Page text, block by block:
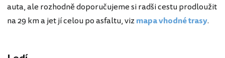
auta, ale rozhodně doporučujeme si radši cestu prodloužit
na 29 km a jet jí celou po asfaltu, vizmapa vhodné trasy.